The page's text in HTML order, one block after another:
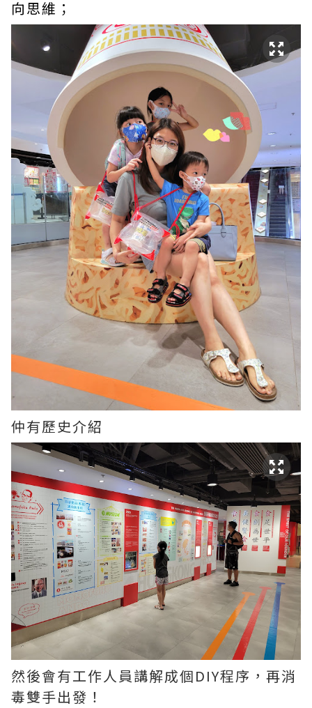
向思維；
仲有歷史介紹
然後會有工作人員講解成個DIY程序，再消
毒雙手出發！